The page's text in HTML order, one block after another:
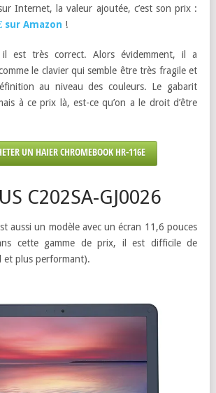
Internet, la valeur ajoutée, c’est son prix :
sur Amazon !
est très correct. Alors évidemment, il a
le clavier qui semble être très fragile et
au niveau des couleurs. Le gabarit
à ce prix là, est-ce qu’on a le droit d’être
UN HAIER CHROMEBOOK HR-116E
C202SA-GJ0026
aussi un modèle avec un écran 11,6 pouces
cette gamme de prix, il est difficile de
et plus performant).